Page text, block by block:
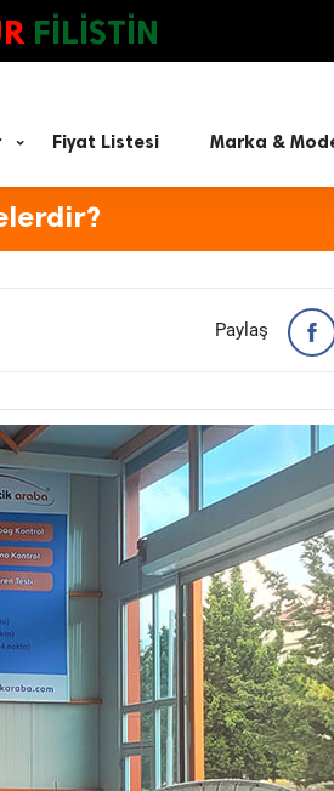
FİLİSTİN
Fiyat Listesi Marka &
Paylaş